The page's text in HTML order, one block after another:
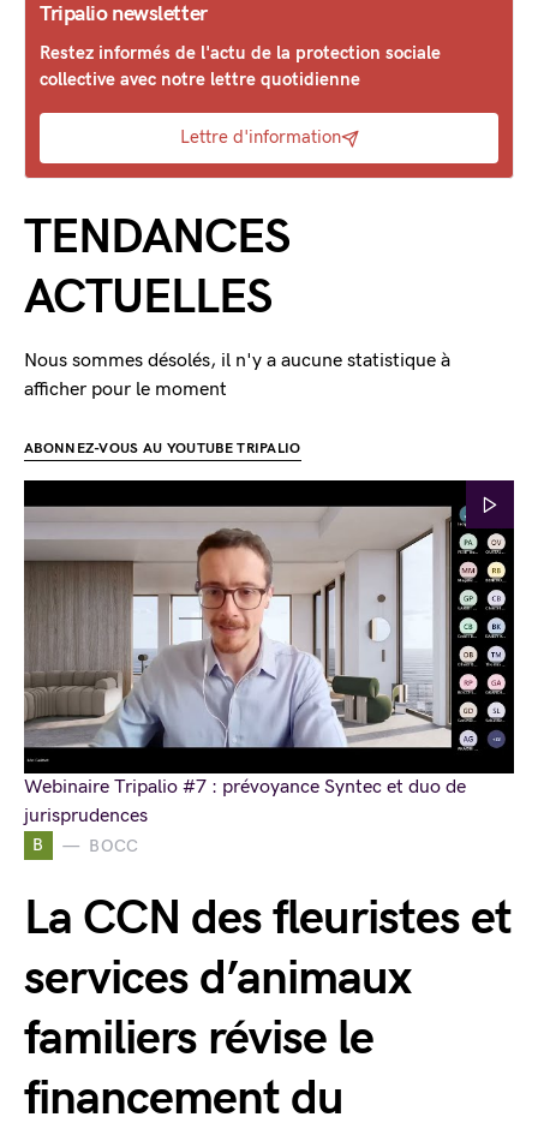
B BOCC
La CCN des fleuristes et
services d’animaux
familiers révise le
financement du
Tripalio newsletter
Restez informés de l'actu de la protection sociale
collective avec notre lettre quotidienne
Lettre d'information
TENDANCES
ACTUELLES
Nous sommes désolés, il n'y a aucune statistique à
afficher pour le moment
ABONNEZ-VOUS AU YOUTUBE TRIPALIO
Webinaire Tripalio #7 : prévoyance Syntec et duo de
jurisprudences